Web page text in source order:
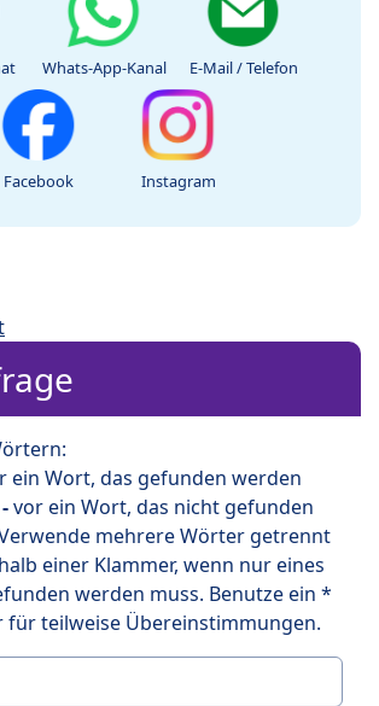
Whats-App-Kanal E-Mail / Telefon
Facebook Instagram
ein Wort, das gefunden werden
-vor ein Wort, das nicht gefunden
mehrere Wörter getrennt
einer Klammer, wenn nur eines
werden muss. Benutze ein *
für teilweise Übereinstimmungen.